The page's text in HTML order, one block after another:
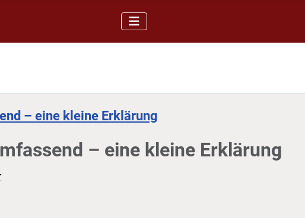
– eine kleine Erklärung
– eine kleine Erklärung